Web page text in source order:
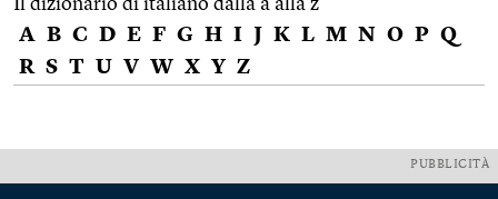
A B C D E F G H I J K L M N O P Q
R S T U V W X Y Z
PUBBLICITÀ